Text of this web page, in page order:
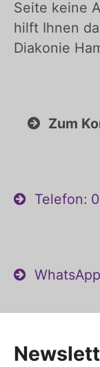
Seite keine
hilft Ihnen
Diakonie
Zum
Telefon: